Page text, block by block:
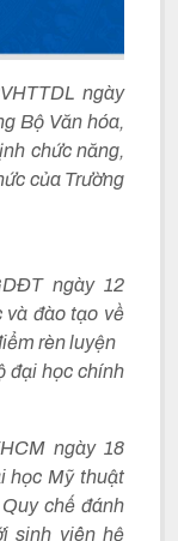
ngày
Bộ Văn hóa,
chức năng,
của Trường
ngày 12
và đào tạo về
rèn luyện
đại học chính
ngày 18
học Mỹ thuật
chế đánh
sinh viên hệ